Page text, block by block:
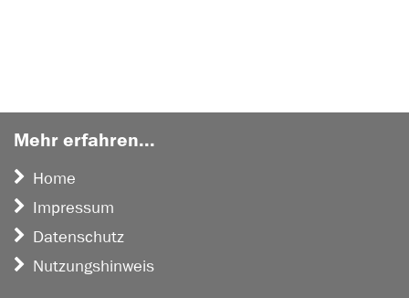
Mehr erfahren...
Home
Impressum
Datenschutz
Nutzungshinweis